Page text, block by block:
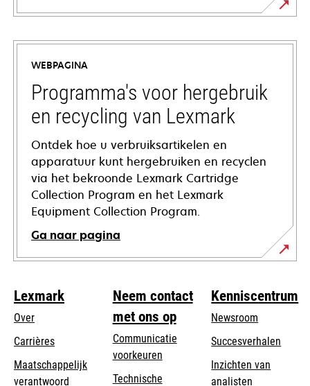
opens
in
new
tab
WEBPAGINA
Programma's voor hergebruik
en recycling van Lexmark
Ontdek hoe u verbruiksartikelen en
apparatuur kunt hergebruiken en recyclen
via het bekroonde Lexmark Cartridge
Collection Program en het Lexmark
Equipment Collection Program.
Ga naar pagina
Lexmark
Over
Carrières
Maatschappelijk
verantwoord
Neem contact
met ons op
Communicatie
voorkeuren
Technische
Kenniscentrum
Newsroom
Succesverhalen
Inzichten van
analisten